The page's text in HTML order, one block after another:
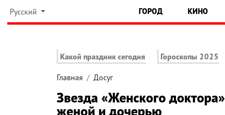
Русский ГОРОД КИНО
Какой праздник сегодня Гороскопы 2025
Главная Досуг
Звезда «Женского
женой и дочерью